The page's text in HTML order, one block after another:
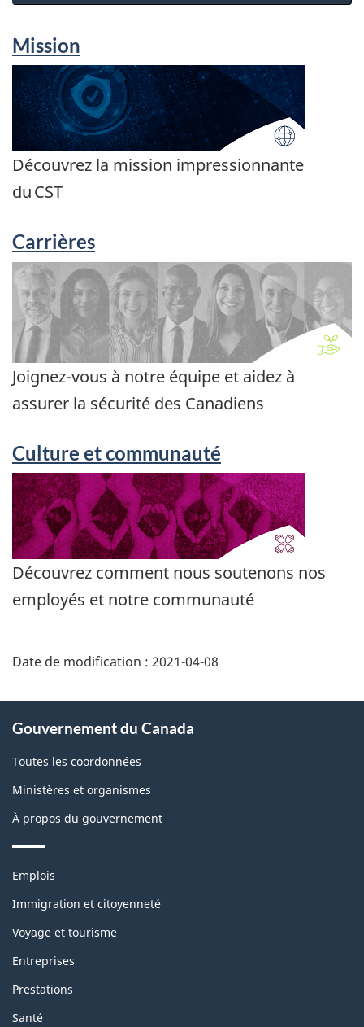
Mission
Découvrez la mission impressionnante
du CST
Carrières
Joignez-vous à notre équipe et aidez à
assurer la sécurité des Canadiens
Culture et communauté
Découvrez comment nous soutenons nos
employés et notre communauté
Date de modification : 2021-04-08
propos
de
ce
Gouvernement du Canada
Toutes les coordonnées
Ministères et organismes
À propos du gouvernement
Thèmes
sujets
Emplois
Immigration et citoyenneté
Voyage et tourisme
Entreprises
Prestations
Santé